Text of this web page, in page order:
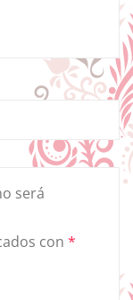
será
con *